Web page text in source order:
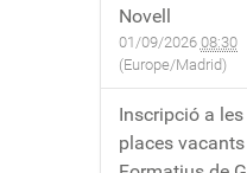
Novell
01/09/2026 08:30
(Europe/Madrid)
Inscripció a
places